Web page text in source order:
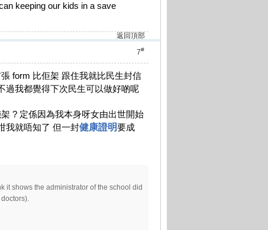
keeping our kids in a save
返回頂部
7#
form 比佢架 跟住我就比民生封信
過我都覺得下次民生可以做好啲呢
? 定係因為我本身呀女由出世開始
我就唔知了 但一封健康證明要成
it shows the administrator of the school did